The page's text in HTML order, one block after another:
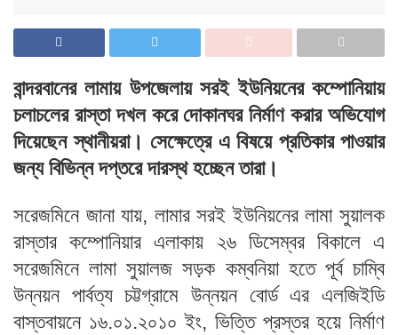
বান্দরবানের লামায় উপজেলায় সরই ইউনিয়নের কম্পোনিয়ায়
চলাচলের রাস্তা দখল করে দোকানঘর নির্মাণ করার অভিযোগ
দিয়েছেন স্থানীয়রা। সেক্ষেত্রে এ বিষয়ে প্রতিকার পাওয়ার
জন্য বিভিন্ন দপ্তরে দারস্থ হচ্ছেন তারা।
সরেজমিনে জানা যায়, লামার সরই ইউনিয়নের লামা সুয়ালক
রাস্তার কম্পোনিয়ার এলাকায় ২৬ ডিসেম্বর বিকালে এ
সরেজমিনে লামা সুয়ালজ সড়ক কম্বনিয়া হতে পূর্ব চাম্বি
উন্নয়ন পার্বত্য চট্টগ্রামে উন্নয়ন বোর্ড এর এলজিইডি
বাস্তবায়নে ১৬.০১.২০১০ ইং, ভিত্তি প্রস্তর হয়ে নির্মাণ